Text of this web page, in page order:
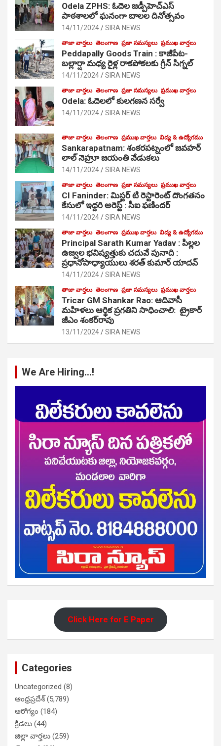
Odela ZPHS: ఓదెల జ‌డ్పీహెచ్ఎస్
పాఠ‌శాల‌లో ఘనంగా బాలల దినోత్సవం
14/11/2024 SIRA NEWS
తాజా వార్తలు తెలంగాణ ప్రజా సమస్యలు ప్రముఖ వార్తలు
Peddapally Goods Train : కాజీపేట-
బల్లార్షా మధ్య రైళ్ల రాకపోకలకు గ్రీన్ సిగ్నల్
14/11/2024 SIRA NEWS
తాజా వార్తలు తెలంగాణ ప్రజా సమస్యలు ప్రముఖ వార్తలు
Odela: ఓదెలలో కులగణన సర్వే
14/11/2024 SIRA NEWS
తాజా వార్తలు తెలంగాణ ప్రముఖ వార్తలు విద్య & ఉద్యోగము
Sankarapatnam: శంకరపట్నంలో జవహర్
లాల్ నెహ్రూ జయంతి వేడుకలు
14/11/2024 SIRA NEWS
తాజా వార్తలు తెలంగాణ ప్రజా సమస్యలు ప్రముఖ వార్తలు
CI Faninder: మిస్టర్ టి రెస్టారెంట్ దొంగతనం
కేసులో ఇద్దరి అరెస్ట్ : సీఐ ఫణిందర్
14/11/2024 SIRA NEWS
తాజా వార్తలు తెలంగాణ ప్రముఖ వార్తలు విద్య & ఉద్యోగము
Principal Sarath Kumar Yadav : పిల్లల
ఉజ్వల భవిష్యత్తుకు చదువే పునాది :
ప్రధానోపాధ్యాయులు శరత్ కుమార్ యాదవ్
14/11/2024 SIRA NEWS
తాజా వార్తలు తెలంగాణ ప్రజా సమస్యలు ప్రముఖ వార్తలు
Tricar GM Shankar Rao: ఆదివాసీ
మహిళలు ఆర్థిక ప్రగతిని సాధించాలి: ట్రైకార్
జీఎం శంకర్‌రావు
13/11/2024 SIRA NEWS
We Are Hiring…!
Click Here for E Paper
Categories
Uncategorized (8)
ఆంధ్రప్రదేశ్(5,789)
ఆరోగ్యం (184)
క్రీడలు (44)
జిల్లా వార్తలు (259)